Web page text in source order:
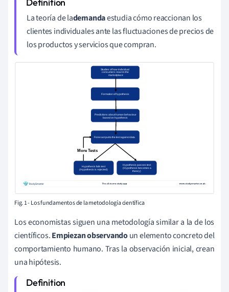
La teoría de lademandaestudia cómo reaccionan los
clientes individuales ante las fluctuaciones de precios de
los productos y servicios que compran.
Fig. 1 - Los fundamentosdela metodología científica
Los economistas siguen una metodología similar a la de los
científicos.Empiezan observandoun elemento concreto del
comportamiento humano. Tras la observación inicial, crean
una hipótesis.